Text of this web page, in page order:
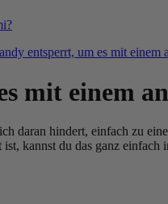
entsperrt, um es mit einem
mit einem
daran hindert, einfach zu
kannst du das ganz